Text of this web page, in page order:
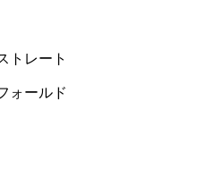
トレート
ォールド